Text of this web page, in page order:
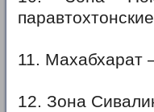
11. Махабхарат
12. Зона